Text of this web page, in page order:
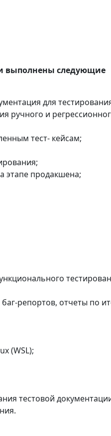
выполнены следующие
для
ручного и
тест- кейсам;
этапе продакшена;
баг-репортов, отчеты по
(WSL);
тестовой